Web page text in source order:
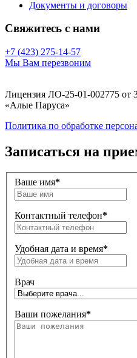
Документы и договоры
Свяжитесь с нами
+7 (423) 275-14-57
Мы Вам перезвоним
Лицензия ЛО-25-01-002775
«Алые Паруса»
Политика по обработке
Записаться на
Ваше имя*
Контактный телефон*
Удобная дата и время*
Врач
Ваши пожелания*